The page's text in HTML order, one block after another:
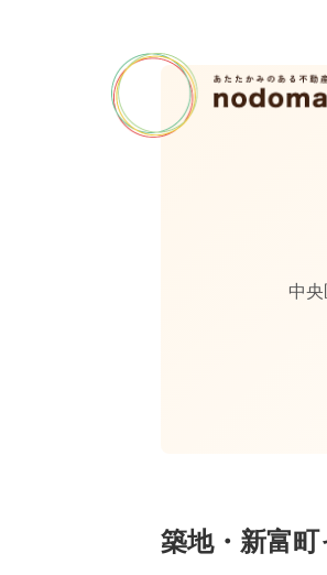
中
築地・新富